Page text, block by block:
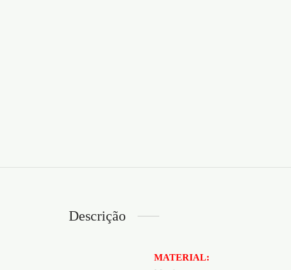
Descrição
MATERIAL: